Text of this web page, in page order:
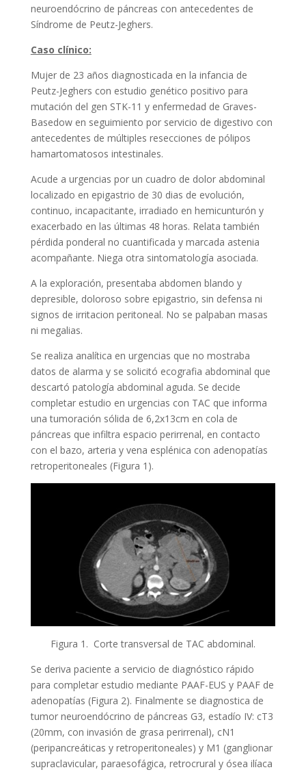
neuroendócrino de páncreas con antecedentes de
Síndrome de Peutz-Jeghers.
Caso clínico:
Mujer de 23 años diagnosticada en la infancia de
Peutz-Jeghers con estudio genético positivo para
mutación del gen STK-11 y enfermedad de Graves-
Basedow en seguimiento por servicio de digestivo con
antecedentes de múltiples resecciones de pólipos
hamartomatosos intestinales.
Acude a urgencias por un cuadro de dolor abdominal
localizado en epigastrio de 30 dias de evolución,
continuo, incapacitante, irradiado en hemicunturón y
exacerbado en las últimas 48 horas. Relata también
pérdida ponderal no cuantificada y marcada astenia
acompañante. Niega otra sintomatología asociada.
A la exploración, presentaba abdomen blando y
depresible, doloroso sobre epigastrio, sin defensa ni
signos de irritacion peritoneal. No se palpaban masas
ni megalias.
Se realiza analítica en urgencias que no mostraba
datos de alarma y se solicitó ecografia abdominal que
descartó patología abdominal aguda. Se decide
completar estudio en urgencias con TAC que informa
una tumoración sólida de 6,2x13cm en cola de
páncreas que infiltra espacio perirrenal, en contacto
con el bazo, arteria y vena esplénica con adenopatías
retroperitoneales (Figura 1).
Figura 1. Corte transversal de TAC abdominal.
Se deriva paciente a servicio de diagnóstico rápido
para completar estudio mediante PAAF-EUS y PAAF de
adenopatías (Figura 2). Finalmente se diagnostica de
tumor neuroendócrino de páncreas G3, estadío IV: cT3
(20mm, con invasión de grasa perirrenal), cN1
(peripancreáticas y retroperitoneales) y M1 (ganglionar
supraclavicular, paraesofágica, retrocrural y ósea ilíaca